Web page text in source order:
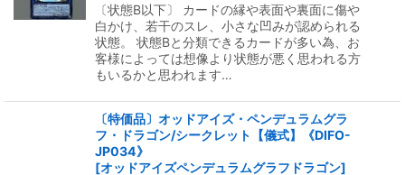
〔状態B以下〕 カードの縁や表面や裏面に傷や
白かけ、若干のスレ、小さな凹みが認められる
状態。 状態Bと分類できるカードが多い為、お
客様によっては想像より状態が悪く思われる方
もいるかと思われます…
〔特価品〕オッドアイズ・ペンデュラムグラ
フ・ドラゴン/シークレット【儀式】《DIFO-
JP034》
[オッドアイズペンデュラムグラフドラゴン]